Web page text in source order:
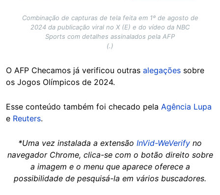
Combinação de capturas de tela feita em 1º de agosto de
2024 da publicação viral no X (E) e do vídeo da NBC
Sports com detalhes assinalados pela AFP
(.)
O AFP Checamos já verificou outras alegações sobre
os Jogos Olímpicos de 2024.
Esse conteúdo também foi checado pela Agência Lupa
e Reuters.
*Uma vez instalada a extensão InVid-WeVerify no
navegador Chrome, clica-se com o botão direito sobre
a imagem e o menu que aparece oferece a
possibilidade de pesquisá-la em vários buscadores.